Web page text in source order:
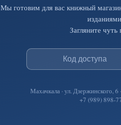
Мы готовим для вас книжный
Загляните чуть
Махачкала · ул. Дзержинского, 6
+7 (989) 898-